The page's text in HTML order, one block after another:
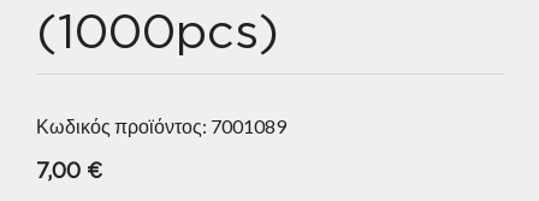
(1000pcs)
Κωδικός προϊόντος: 7001089
7,00 €